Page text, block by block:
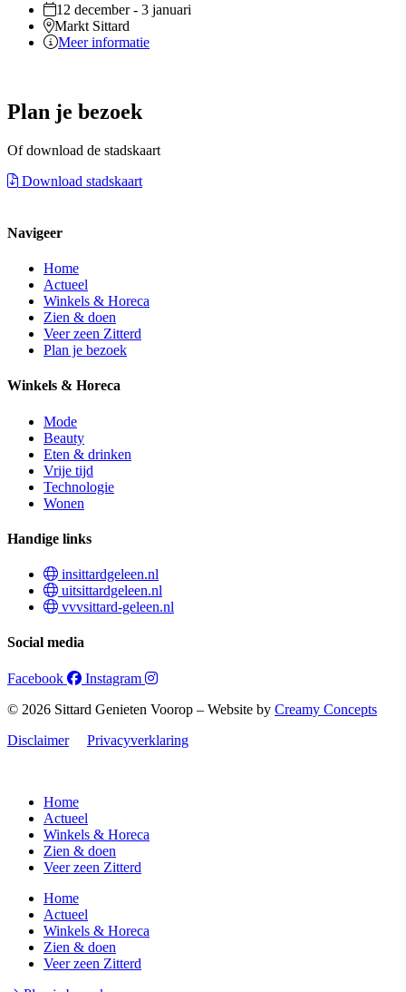
12 december - 3 januari
Markt Sittard
Meer informatie
Plan je bezoek
Of download de stadskaart
Download stadskaart
Navigeer
Home
Actueel
Winkels & Horeca
Zien & doen
Veer zeen Zitterd
Plan je bezoek
Winkels & Horeca
Mode
Beauty
Eten & drinken
Vrije tijd
Technologie
Wonen
Handige links
insittardgeleen.nl
uitsittardgeleen.nl
vvvsittard-geleen.nl
Social media
Facebook
Instagram
© 2026 Sittard Genieten Voorop – Website by Creamy Concepts
Disclaimer
Privacyverklaring
Home
Actueel
Winkels & Horeca
Zien & doen
Veer zeen Zitterd
Home
Actueel
Winkels & Horeca
Zien & doen
Veer zeen Zitterd